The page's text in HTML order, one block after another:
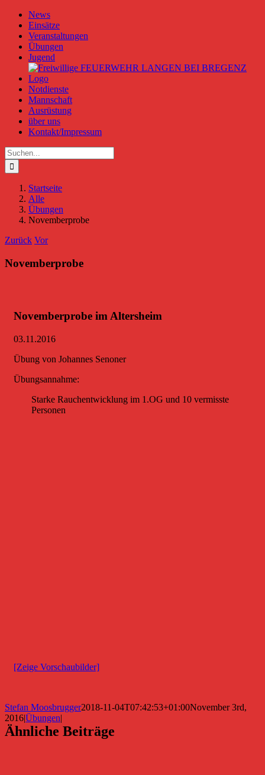
Zum
Inhalt
springen
News
Einsätze
Veranstaltungen
Übungen
Jugend
Notdienste
Mannschaft
Ausrüstung
über uns
Kontakt/Impressum
Suche
nach:
Startseite
Alle
Übungen
Novemberprobe
Zurück Vor
Novemberprobe
Novemberprobe im Altersheim
03.11.2016
Übung von Johannes Senoner
Übungsannahme:
Starke Rauchentwicklung im 1.OG und 10 vermisste
Personen
[Zeige Vorschaubilder]
Stefan Moosbrugger2018-11-04T07:42:53+01:00November 3rd,
2016|Übungen|
Ähnliche Beiträge